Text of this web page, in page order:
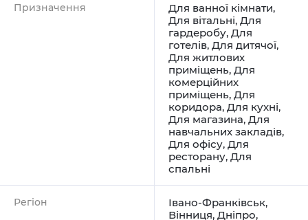
Призначення Для ванної кімнати,
Для вітальні, Для
гардеробу, Для
готелів, Для дитячої,
Для житлових
приміщень, Для
комерційних
приміщень, Для
коридора, Для кухні,
Для магазина, Для
навчальних закладів,
Для офісу, Для
ресторану, Для
спальні
Регіон Івано-Франківськ,
Вінниця, Дніпро,